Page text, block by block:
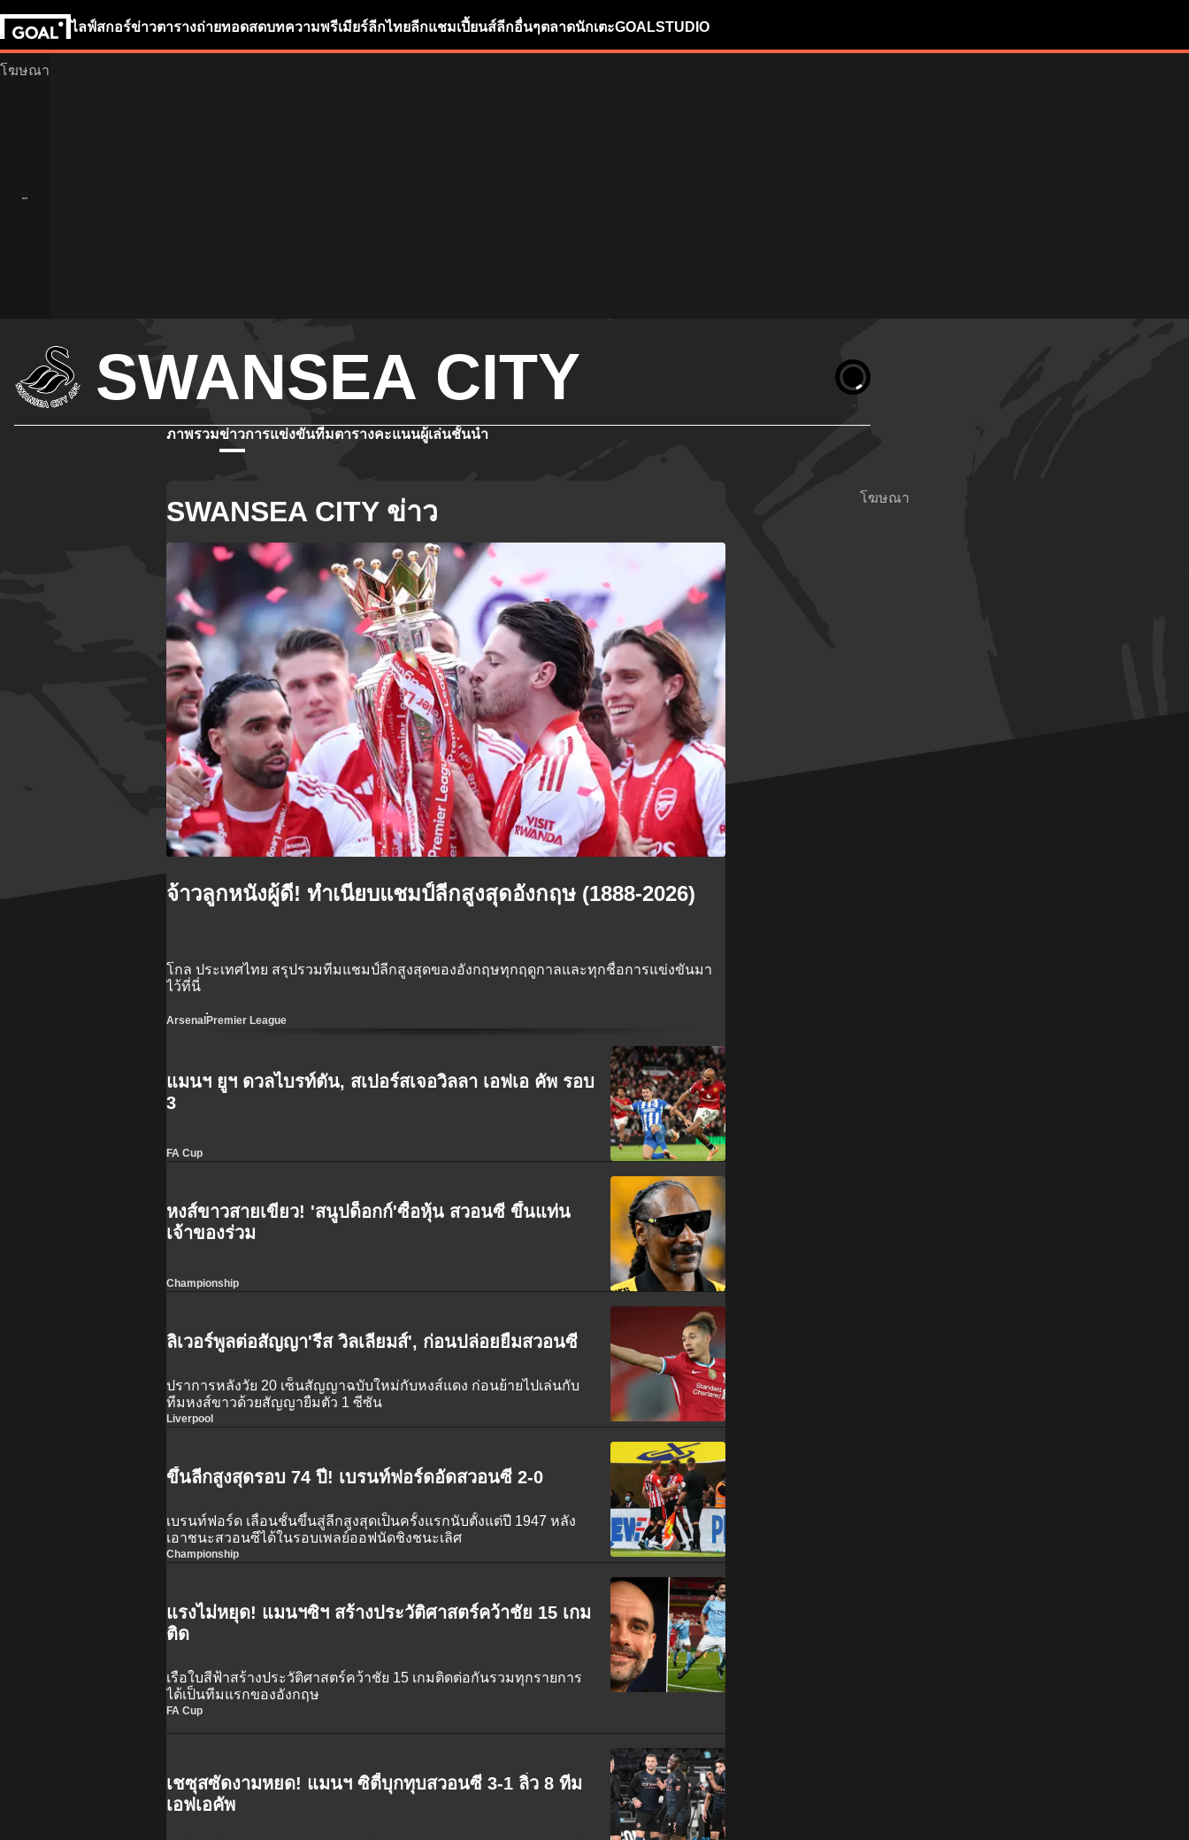
ไลฟ์สกอร์ข่าวตารางถ่ายทอดสดบทความพรีเมียร์ลีกไทยลีกแชมเปี้ยนส์ลีกอื่นๆตลาดนักเตะGOALSTUDIO
SWANSEA CITY
ภาพรวมข่าวการแข่งขันทีมตารางคะแนนผู้เล่นชั้นนำ
SWANSEA CITY ข่าว
จ้าวลูกหนังผู้ดี! ทำเนียบแชมป์ลีกสูงสุดอังกฤษ (1888-2026)
โกล ประเทศไทย สรุปรวมทีมแชมป์ลีกสูงสุดของอังกฤษทุกฤดูกาลและทุกชื่อการแข่งขันมา
ไว้ที่นี่
Arsenal Premier League
แมนฯ ยูฯ ดวลไบรท์ตัน, สเปอร์สเจอวิลลา เอฟเอ คัพ รอบ
3
FA Cup
หงส์ขาวสายเขียว! 'สนูปด็อกก์'ซื้อหุ้น สวอนซี ขึ้นแท่น
เจ้าของร่วม
Championship
ลิเวอร์พูลต่อสัญญา'รีส วิลเลียมส์', ก่อนปล่อยยืมสวอนซี
ปราการหลังวัย 20 เซ็นสัญญาฉบับใหม่กับหงส์แดง ก่อนย้ายไปเล่นกับ
ทีมหงส์ขาวด้วยสัญญายืมตัว 1 ซีซัน
Liverpool
ขึ้นลีกสูงสุดรอบ 74 ปี! เบรนท์ฟอร์ดอัดสวอนซี 2-0
เบรนท์ฟอร์ด เลื่อนชั้นขึ้นสู่ลีกสูงสุดเป็นครั้งแรกนับตั้งแต่ปี 1947 หลัง
เอาชนะสวอนซีได้ในรอบเพลย์ออฟนัดชิงชนะเลิศ
Championship
แรงไม่หยุด! แมนฯซิฯ สร้างประวัติศาสตร์คว้าชัย 15 เกม
ติด
เรือใบสีฟ้าสร้างประวัติศาสตร์คว้าชัย 15 เกมติดต่อกันรวมทุกรายการ
ได้เป็นทีมแรกของอังกฤษ
FA Cup
เชซุสซัดงามหยด! แมนฯ ซิตี้บุกทุบสวอนซี 3-1 ลิ่ว 8 ทีม
เอฟเอคัพ